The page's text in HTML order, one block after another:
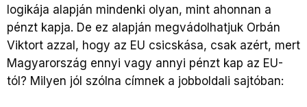
logikája alapján mindenki olyan, mint ahonnan a
pénzt kapja. De ez alapján megvádolhatjuk Orbán
Viktort azzal, hogy az EU csicskása, csak azért, mert
Magyarország ennyi vagy annyi pénzt kap az EU-
tól? Milyen jól szólna címnek a jobboldali sajtóban: